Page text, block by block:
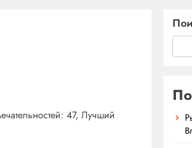
47, Лучший